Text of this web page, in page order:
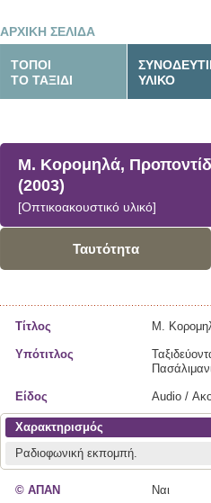
ΑΡΧΙΚΗ ΣΕΛΙΔΑ
ΤΟΠΟΙ
ΤΟ ΤΑΞΙΔΙ
ΥΛΙΚΟ
Μ. Κορομηλά,
(2003)
[Οπτικοακουστικό υλικό]
Ταυτότητα
Τίτλος Μ.
Υπότιτλος
Είδος Audio /
Χαρακτηρισμός
Ραδιοφωνική εκπομπή.
© ΑΠΑΝ Ναι